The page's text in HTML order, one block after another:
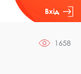
Вхід
1658